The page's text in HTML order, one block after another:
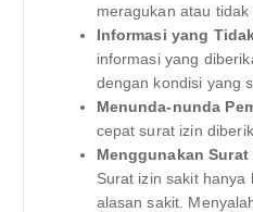
meragukan atau tidak
Informasi yang
informasi yang
dengan kondisi yang
Menunda-nunda
cepat surat izin
Menggunakan
Surat izin sakit
alasan sakit.